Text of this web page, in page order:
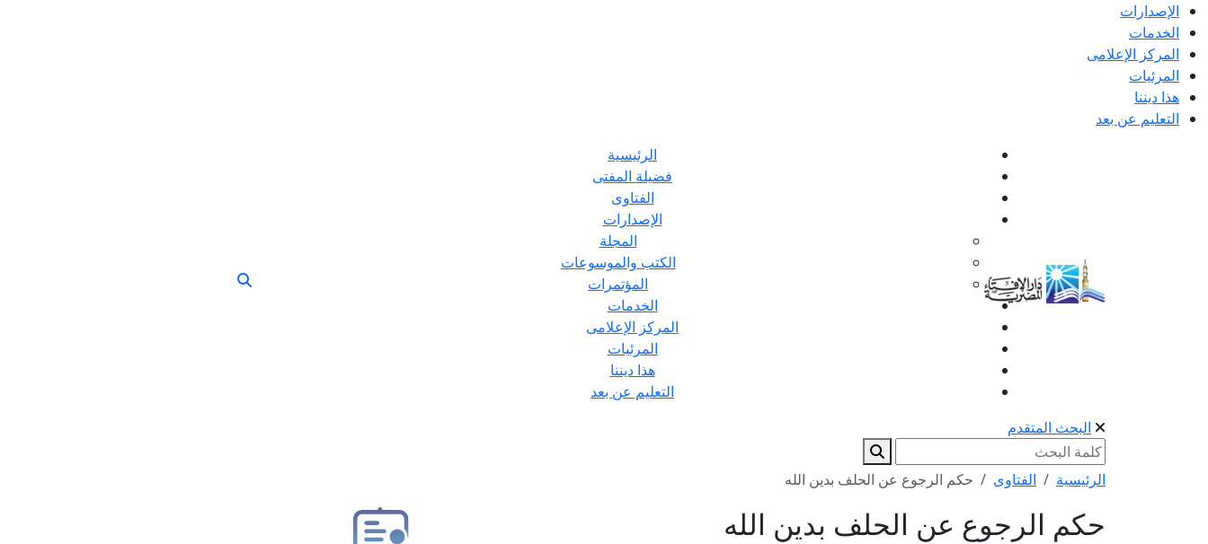
الإصدارات
الخدمات
المركز الإعلامى
المرئيات
هذا ديننا
التعليم عن بعد
الرئيسية
فضيلة المفتى
الفتاوى
الإصدارات
المجلة
الكتب والموسوعات
المؤتمرات
الخدمات
المركز الإعلامى
المرئيات
هذا ديننا
التعليم عن بعد
البحث المتقدم
الرئيسية الفتاوى حكم الرجوع عن الحلف بدين الله
حكم الرجوع عن الحلف بدين الله